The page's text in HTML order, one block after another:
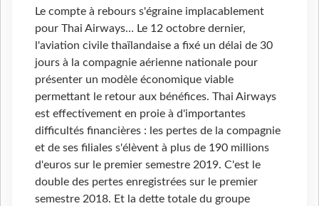
Le compte à rebours s'égraine implacablement
pour Thai Airways… Le 12 octobre dernier,
l'aviation civile thaïlandaise a fixé un délai de 30
jours à la compagnie aérienne nationale pour
présenter un modèle économique viable
permettant le retour aux bénéfices. Thai Airways
est effectivement en proie à d'importantes
difficultés financières : les pertes de la compagnie
et de ses filiales s'élèvent à plus de 190 millions
d'euros sur le premier semestre 2019. C'est le
double des pertes enregistrées sur le premier
semestre 2018. Et la dette totale du groupe